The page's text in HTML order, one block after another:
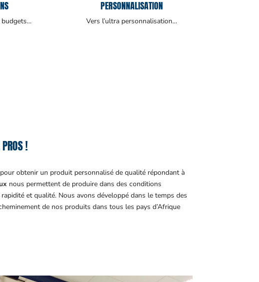
PERSONNALISATION
Vers l’ultra personnalisation…
!
obtenir un produit personnalisé de qualité répondant à
nous permettent de produire dans des conditions
et qualité. Nous avons développé dans le temps des
de nos produits dans tous les pays d’Afrique